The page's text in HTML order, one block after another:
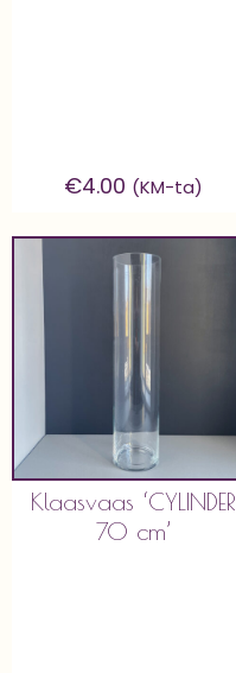
€4.00 (KM-ta)
Klaasvaas ‘CYLINDER
70 cm’